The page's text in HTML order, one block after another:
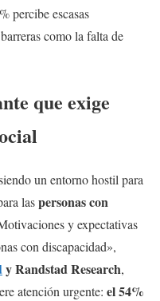
percibe escasas
como la falta de
que exige
un entorno hostil para
laspersonas con
y expectativas
con discapacidad»,
y Randstad Research,
atención urgente: el 54%